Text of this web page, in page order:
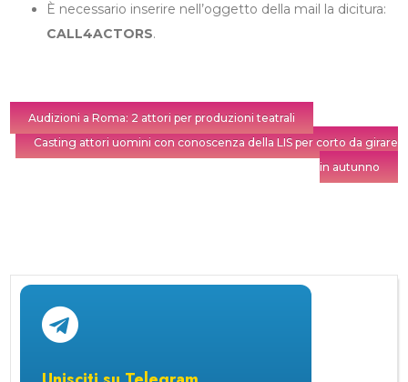
È necessario inserire nell’oggetto della mail la dicitura:
CALL4ACTORS.
Audizioni a Roma: 2 attori per produzioni teatrali
Casting attori uomini con conoscenza della LIS per corto da girare
in autunno